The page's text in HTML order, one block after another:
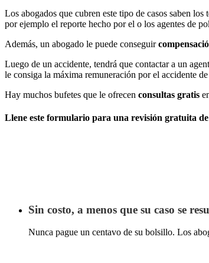
Los abogados que cubren este tipo de casos saben
por ejemplo el reporte hecho por el o los agentes de
Además, un abogado le puede conseguir
Luego de un accidente, tendrá que contactar a un
le consiga la máxima remuneración por el accidente
Hay muchos bufetes que le ofrecen consultas gratis
Llene este formulario para una revisión gratuita
Sin costo, a menos que su caso se
Nunca pague un centavo de su bolsillo. Los